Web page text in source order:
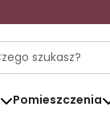
Pomieszczenia